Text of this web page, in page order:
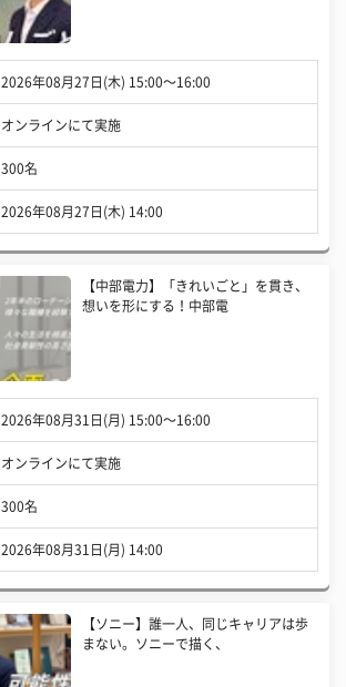
2026年08月27日(木) 15:00〜16:00
オンラインにて実施
300名
2026年08月27日(木) 14:00
【中部電力】「きれいごと」を貫き、
想いを形にする！中部電
2026年08月31日(月) 15:00〜16:00
オンラインにて実施
300名
2026年08月31日(月) 14:00
【ソニー】誰一人、同じキャリアは歩
まない。ソニーで描く、